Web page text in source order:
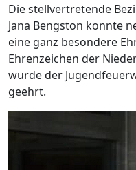
Die stellvertretende
Jana Bengston konnte
eine ganz besondere
Ehrenzeichen der
wurde der
geehrt.